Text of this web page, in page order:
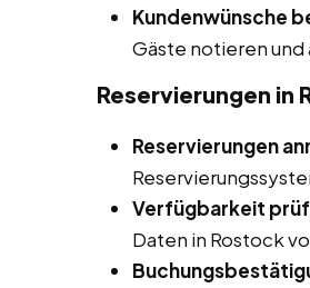
Kundenwünsche
Gäste notieren
Reservierungen in
Reservierungen
Verfügbarkeit
Daten in Rostock